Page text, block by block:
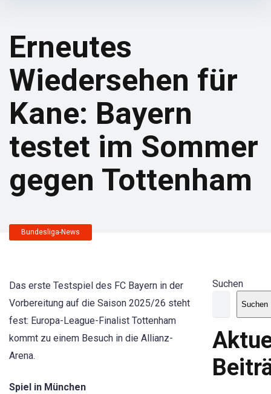
Erneutes
Wiedersehen für
Kane: Bayern
testet im Sommer
gegen Tottenham
Bundesliga-News
Das erste Testspiel des FC Bayern in der
Vorbereitung auf die Saison 2025/26 steht
fest: Europa-League-Finalist Tottenham
kommt zu einem Besuch in die Allianz-
Arena.
Spiel in München
Suchen
Suchen